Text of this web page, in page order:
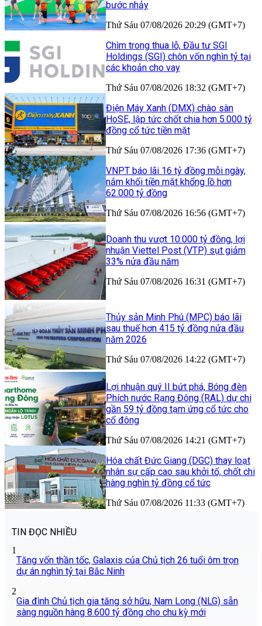
bước nhảy
Thứ Sáu 07/08/2026 20:29 (GMT+7)
Chìm trong thua lỗ, Đầu tư SGI
Holdings (SGI) chôn vốn nghìn tỷ tại
các khoản cho vay
Thứ Sáu 07/08/2026 18:32 (GMT+7)
Điện Máy Xanh (DMX) chào sàn
HoSE, lập tức chốt chia hơn 5.000 tỷ
đồng cổ tức tiền mặt
Thứ Sáu 07/08/2026 17:36 (GMT+7)
VNPT báo lãi 16 tỷ đồng mỗi ngày,
nắm khối tiền mặt khổng lồ hơn
62.000 tỷ đồng
Thứ Sáu 07/08/2026 16:56 (GMT+7)
Doanh thu vượt 10.000 tỷ đồng, lợi
nhuận Viettel Post (VTP) sụt giảm
33% nửa đầu năm
Thứ Sáu 07/08/2026 16:31 (GMT+7)
Thủy sản Minh Phú (MPC) báo lãi
sau thuế hơn 415 tỷ đồng nửa đầu
năm 2026
Thứ Sáu 07/08/2026 14:22 (GMT+7)
Lợi nhuận quý II bứt phá, Bóng đèn
Phích nước Rạng Đông (RAL) dự chi
gần 59 tỷ đồng tạm ứng cổ tức cho
cổ đông
Thứ Sáu 07/08/2026 14:21 (GMT+7)
Hóa chất Đức Giang (DGC) thay loạt
nhân sự cấp cao sau khởi tố, chốt chi
hàng nghìn tỷ đồng cổ tức
Thứ Sáu 07/08/2026 11:33 (GMT+7)
TIN ĐỌC NHIỀU
1
Tăng vốn thần tốc, Galaxis của Chủ tịch 26 tuổi ôm trọn
dự án nghìn tỷ tại Bắc Ninh
2
Gia đình Chủ tịch gia tăng sở hữu, Nam Long (NLG) sẵn
sàng nguồn hàng 8.600 tỷ đồng cho chu kỳ mới